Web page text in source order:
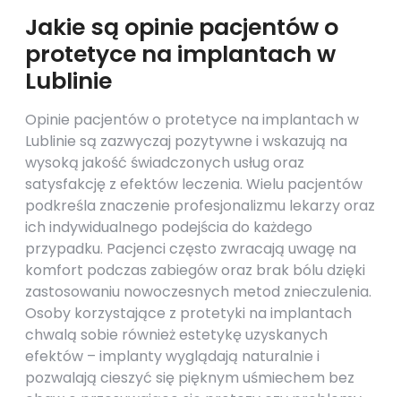
Jakie są opinie pacjentów o
protetyce na implantach w
Lublinie
Opinie pacjentów o protetyce na implantach w
Lublinie są zazwyczaj pozytywne i wskazują na
wysoką jakość świadczonych usług oraz
satysfakcję z efektów leczenia. Wielu pacjentów
podkreśla znaczenie profesjonalizmu lekarzy oraz
ich indywidualnego podejścia do każdego
przypadku. Pacjenci często zwracają uwagę na
komfort podczas zabiegów oraz brak bólu dzięki
zastosowaniu nowoczesnych metod znieczulenia.
Osoby korzystające z protetyki na implantach
chwalą sobie również estetykę uzyskanych
efektów – implanty wyglądają naturalnie i
pozwalają cieszyć się pięknym uśmiechem bez